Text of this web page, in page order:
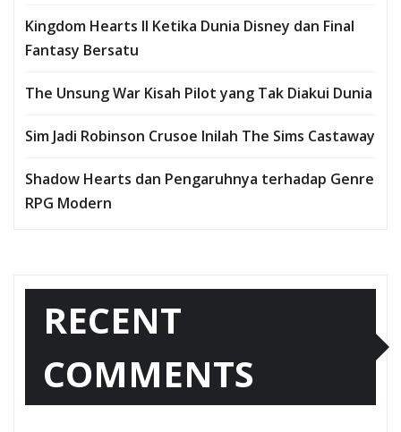
Kingdom Hearts II Ketika Dunia Disney dan Final
Fantasy Bersatu
The Unsung War Kisah Pilot yang Tak Diakui Dunia
Sim Jadi Robinson Crusoe Inilah The Sims Castaway
Shadow Hearts dan Pengaruhnya terhadap Genre
RPG Modern
RECENT
COMMENTS